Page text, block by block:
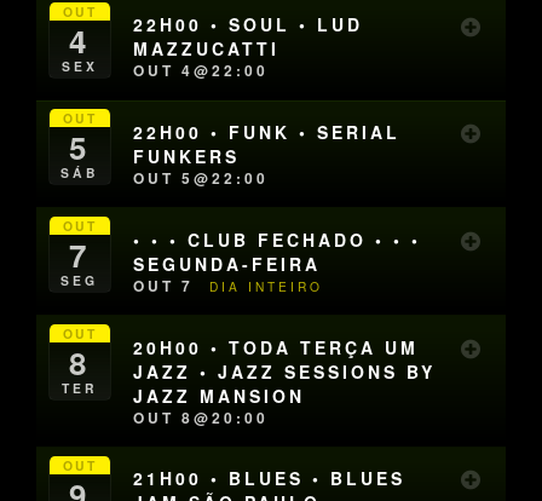
OUT
4
SEX
22H00 • SOUL • LUD
MAZZUCATTI
OUT 4@22:00
OUT
5
SÁB
22H00 • FUNK • SERIAL
FUNKERS
OUT 5@22:00
OUT
7
SEG
• • • CLUB FECHADO • • •
SEGUNDA-FEIRA
OUT 7 DIA INTEIRO
OUT
8
TER
20H00 • TODA TERÇA UM
JAZZ • JAZZ SESSIONS BY
JAZZ MANSION
OUT 8@20:00
OUT
21H00 • BLUES • BLUES